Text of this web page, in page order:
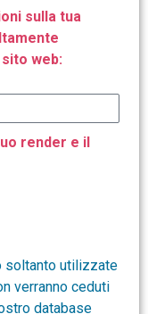
sulla tua
web:
render e il
soltanto utilizzate
verranno ceduti
database